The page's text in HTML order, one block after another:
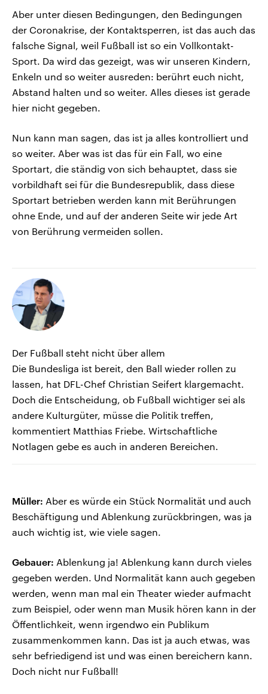
Aber unter diesen Bedingungen, den Bedingungen
der Coronakrise, der Kontaktsperren, ist das auch das
falsche Signal, weil Fußball ist so ein Vollkontakt-
Sport. Da wird das gezeigt, was wir unseren Kindern,
Enkeln und so weiter ausreden: berührt euch nicht,
Abstand halten und so weiter. Alles dieses ist gerade
hier nicht gegeben.
Nun kann man sagen, das ist ja alles kontrolliert und
so weiter. Aber was ist das für ein Fall, wo eine
Sportart, die ständig von sich behauptet, dass sie
vorbildhaft sei für die Bundesrepublik, dass diese
Sportart betrieben werden kann mit Berührungen
ohne Ende, und auf der anderen Seite wir jede Art
von Berührung vermeiden sollen.
Der Fußball steht nicht über allem
Die Bundesliga ist bereit, den Ball wieder rollen zu
lassen, hat DFL-Chef Christian Seifert klargemacht.
Doch die Entscheidung, ob Fußball wichtiger sei als
andere Kulturgüter, müsse die Politik treffen,
kommentiert Matthias Friebe. Wirtschaftliche
Notlagen gebe es auch in anderen Bereichen.
Müller: Aber es würde ein Stück Normalität und auch
Beschäftigung und Ablenkung zurückbringen, was ja
auch wichtig ist, wie viele sagen.
Gebauer: Ablenkung ja! Ablenkung kann durch vieles
gegeben werden. Und Normalität kann auch gegeben
werden, wenn man mal ein Theater wieder aufmacht
zum Beispiel, oder wenn man Musik hören kann in der
Öffentlichkeit, wenn irgendwo ein Publikum
zusammenkommen kann. Das ist ja auch etwas, was
sehr befriedigend ist und was einen bereichern kann.
Doch nicht nur Fußball!